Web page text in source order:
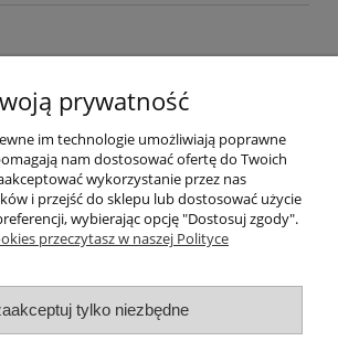
Warunki zakupów
Moje konto
Informacje o sklepie
ratowników wodnych 24ratownik.pl
wodnego, sprzęt ratowniczy, apteczki
prywatność
im technologie umożliwiają poprawne
nam dostosować ofertę do Twoich
wykorzystanie przez nas
i przejść do sklepu lub dostosować użycie
wybierając opcję "Dostosuj zgody".
przeczytasz w naszej Polityce
tylko niezbędne